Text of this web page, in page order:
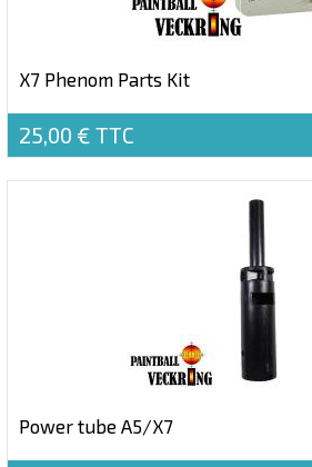
X7 Phenom Parts Kit
25,00 € TTC
Power tube A5/X7